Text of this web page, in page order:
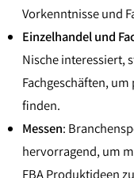
Vorkenntnisse und
Einzelhandel und
Nische interessiert,
Fachgeschäften,
finden.
Messen:
hervorragend, um
FBA Produktideen